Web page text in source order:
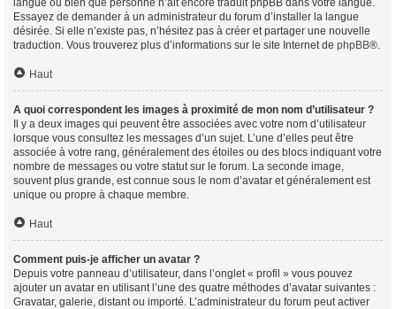
langue ou bien que personne n’ait encore traduit phpBB dans votre langue.
Essayez de demander à un administrateur du forum d’installer la langue
désirée. Si elle n’existe pas, n’hésitez pas à créer et partager une nouvelle
traduction. Vous trouverez plus d’informations sur le site Internet de phpBB®.
Haut
A quoi correspondent les images à proximité de mon nom d’utilisateur ?
Il y a deux images qui peuvent être associées avec votre nom d’utilisateur
lorsque vous consultez les messages d’un sujet. L’une d’elles peut être
associée à votre rang, généralement des étoiles ou des blocs indiquant votre
nombre de messages ou votre statut sur le forum. La seconde image,
souvent plus grande, est connue sous le nom d’avatar et généralement est
unique ou propre à chaque membre.
Haut
Comment puis-je afficher un avatar ?
Depuis votre panneau d’utilisateur, dans l’onglet « profil » vous pouvez
ajouter un avatar en utilisant l’une des quatre méthodes d’avatar suivantes :
Gravatar, galerie, distant ou importé. L’administrateur du forum peut activer